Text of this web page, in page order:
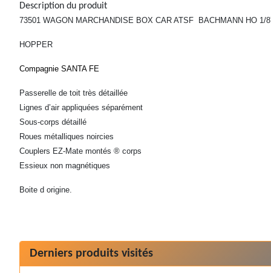
Description du produit
73501 WAGON MARCHANDISE BOX CAR ATSF BACHMANN HO 1/
HOPPER
Compagnie SANTA FE
Passerelle de toit très détaillée
Lignes d’air appliquées séparément
Sous-corps détaillé
Roues métalliques noircies
Couplers EZ-Mate montés ® corps
Essieux non magnétiques
Boite d origine.
Derniers produits visités